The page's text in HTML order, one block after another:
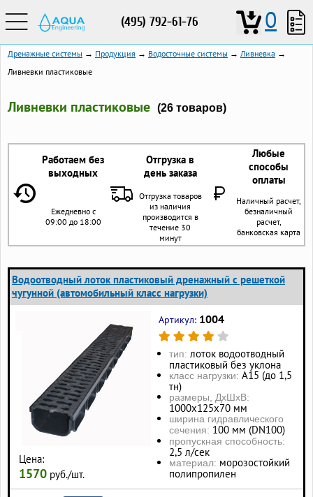
(495) 792-61-76 0
Дренажные системы → Продукция → Водосточные системы → Ливневка →
Ливневки пластиковые
Ливневки пластиковые (26 товаров)
Работаем без
выходных
Отгрузка в
день заказа
Любые
способы
оплаты
Ежедневно с
09:00 до 18:00
Отгрузка товаров
из наличия
производится в
течение 30
минут
Наличный расчет,
безналичный
расчет,
банковская карта
Водоотводный лоток пластиковый дренажный с решеткой
чугунной (автомобильный класс нагрузки)
Цена:
1570 руб./шт.
Артикул: 1004
тип: лоток водоотводный
пластиковый без уклона
класс нагрузки: А15 (до 1,5
тн)
размеры, ДхШхВ:
1000х125х70 мм
ширина гидравлического
сечения: 100 мм (DN100)
пропускная способность:
2,5 л/сек
материал: морозостойкий
полипропилен